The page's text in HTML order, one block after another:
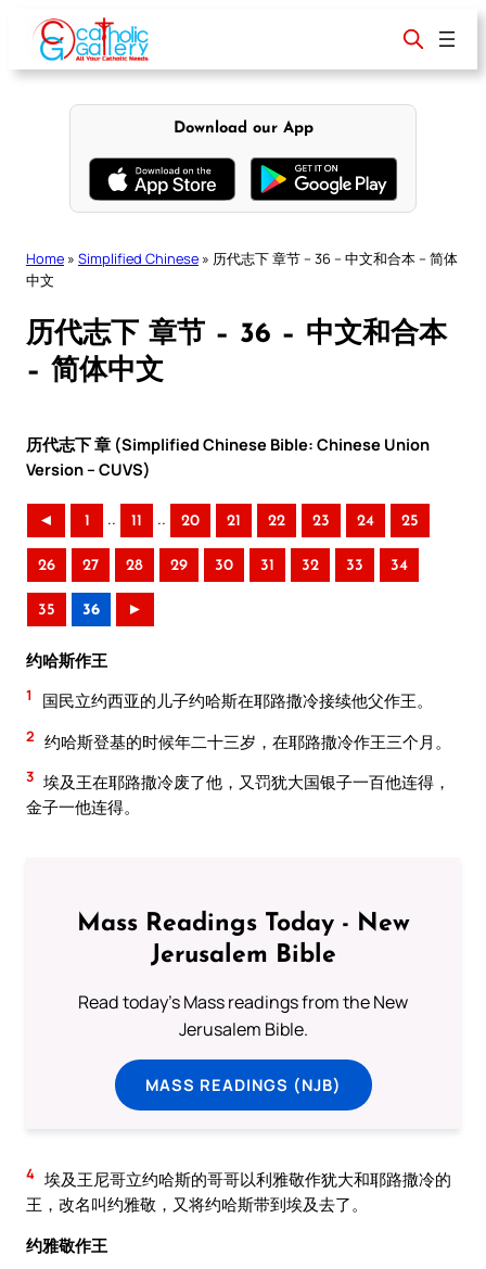
content
Download our App
Home » Simplified Chinese » 历代志下 章节 – 36 – 中文和合本 – 简体
中文
历代志下 章节 – 36 – 中文和合本
– 简体中文
历代志下 章 (Simplified Chinese Bible: Chinese Union
Version – CUVS)
◄ 1 .. 11 .. 20 21 22 23 24 25
26 27 28 29 30 31 32 33 34
35 36 ►
约哈斯作王
1 国民立约西亚的儿子约哈斯在耶路撒冷接续他父作王。
2 约哈斯登基的时候年二十三岁，在耶路撒冷作王三个月。
3 埃及王在耶路撒冷废了他，又罚犹大国银子一百他连得，
金子一他连得。
Mass Readings Today - New
Jerusalem Bible
Read today's Mass readings from the New
Jerusalem Bible.
MASS READINGS (NJB)
4 埃及王尼哥立约哈斯的哥哥以利雅敬作犹大和耶路撒冷的
王，改名叫约雅敬，又将约哈斯带到埃及去了。
约雅敬作王